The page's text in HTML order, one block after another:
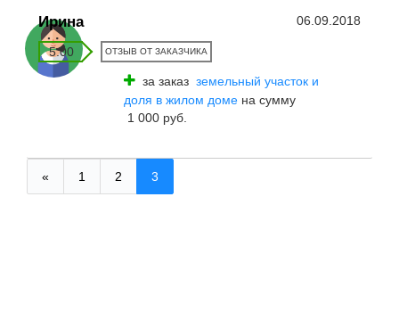
Ирина 06.09.2018
5.00 ОТЗЫВ ОТ ЗАКАЗЧИКА
за заказ земельный участок и
доля в жилом доме на сумму
1 000 руб.
« 1 2 3